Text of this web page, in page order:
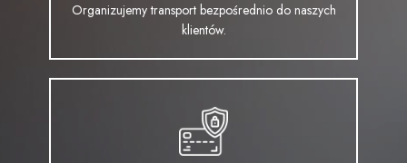
Organizujemy transport bezpośrednio do naszych
klientów.